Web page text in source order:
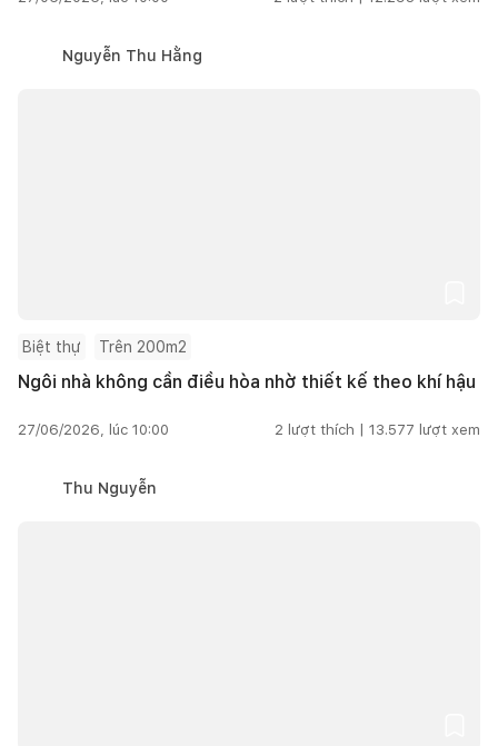
Nguyễn Thu Hằng
Biệt thự Trên 200m2
Ngôi nhà không cần điều hòa nhờ thiết kế theo khí hậu
27/06/2026, lúc 10:00 2 lượt thích | 13.577 lượt xem
Thu Nguyễn